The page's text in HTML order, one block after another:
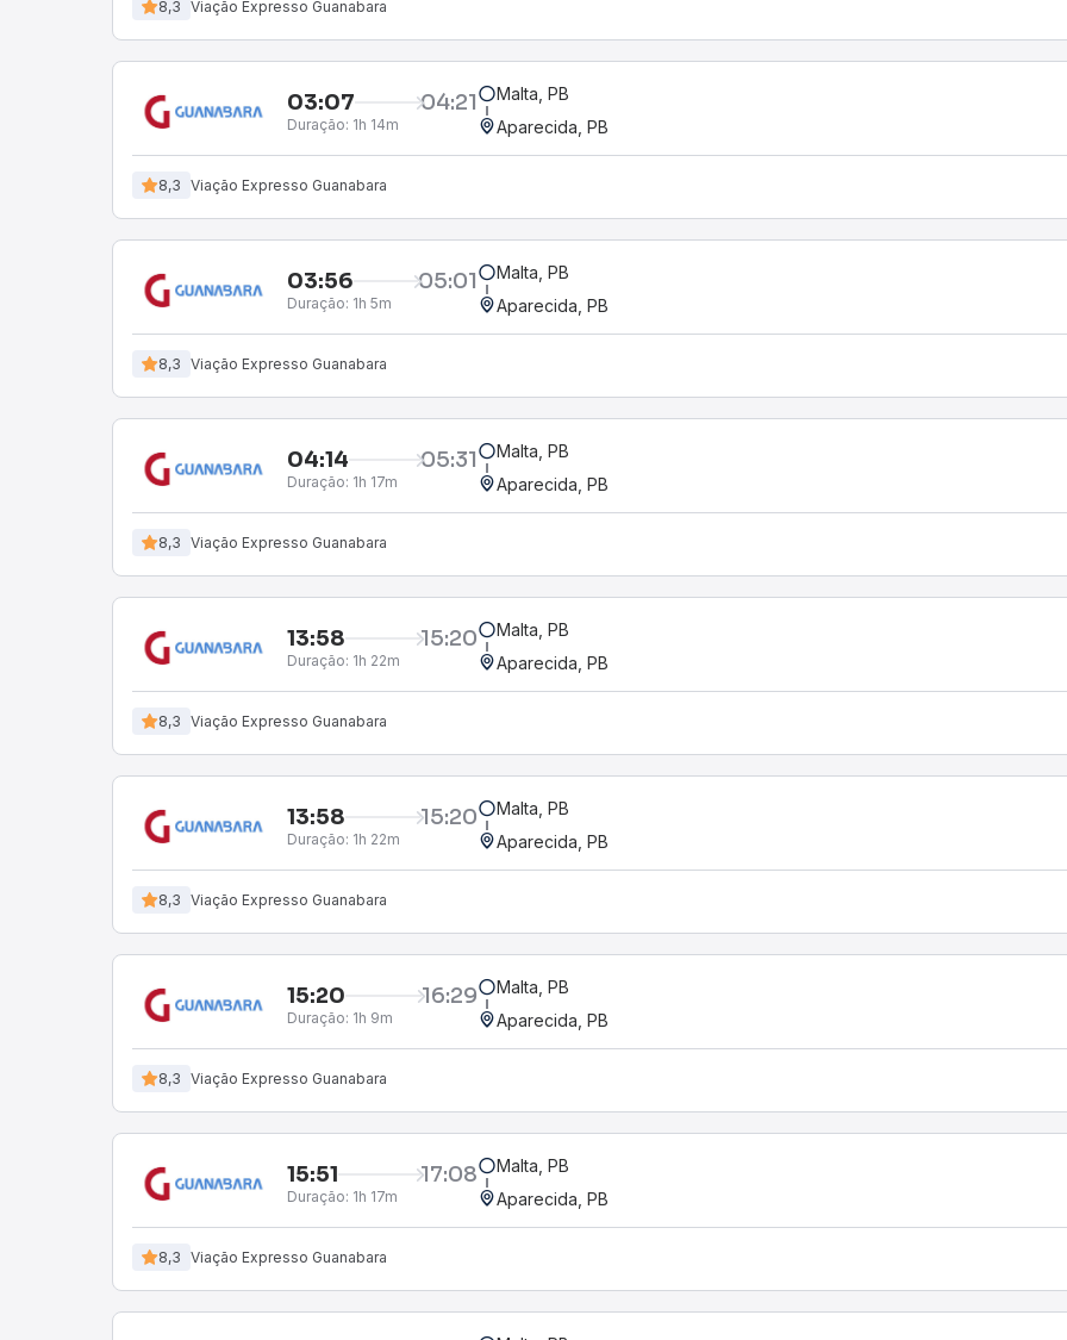
8,3 Viação Expresso Guanabara
03:07 04:21
Duração: 1h 14m
Malta, PB
Aparecida, PB
8,3 Viação Expresso Guanabara
03:56 05:01
Duração: 1h 5m
Malta, PB
Aparecida, PB
8,3 Viação Expresso Guanabara
04:14 05:31
Duração: 1h 17m
Malta, PB
Aparecida, PB
8,3 Viação Expresso Guanabara
13:58 15:20
Duração: 1h 22m
Malta, PB
Aparecida, PB
8,3 Viação Expresso Guanabara
13:58 15:20
Duração: 1h 22m
Malta, PB
Aparecida, PB
8,3 Viação Expresso Guanabara
15:20 16:29
Duração: 1h 9m
Malta, PB
Aparecida, PB
8,3 Viação Expresso Guanabara
15:51 17:08
Duração: 1h 17m
Malta, PB
Aparecida, PB
8,3 Viação Expresso Guanabara